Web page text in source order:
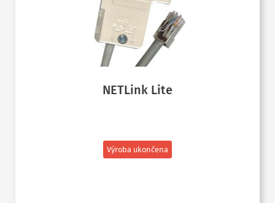
NETLink Lite
Výroba ukončena